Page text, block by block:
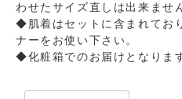
わせたサイズ直しは出来ませ
◆肌着はセットに含まれてお
ナーをお使い下さい。
◆化粧箱でのお届けとなりま